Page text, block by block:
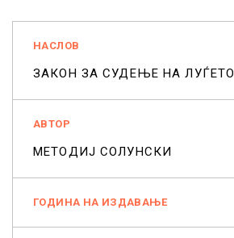
НАСЛОВ
ЗАКОН ЗА СУДЕЊЕ НА ЛУЃЕТО
АВТОР
МЕТОДИЈ СОЛУНСКИ
ГОДИНА НА ИЗДАВАЊЕ